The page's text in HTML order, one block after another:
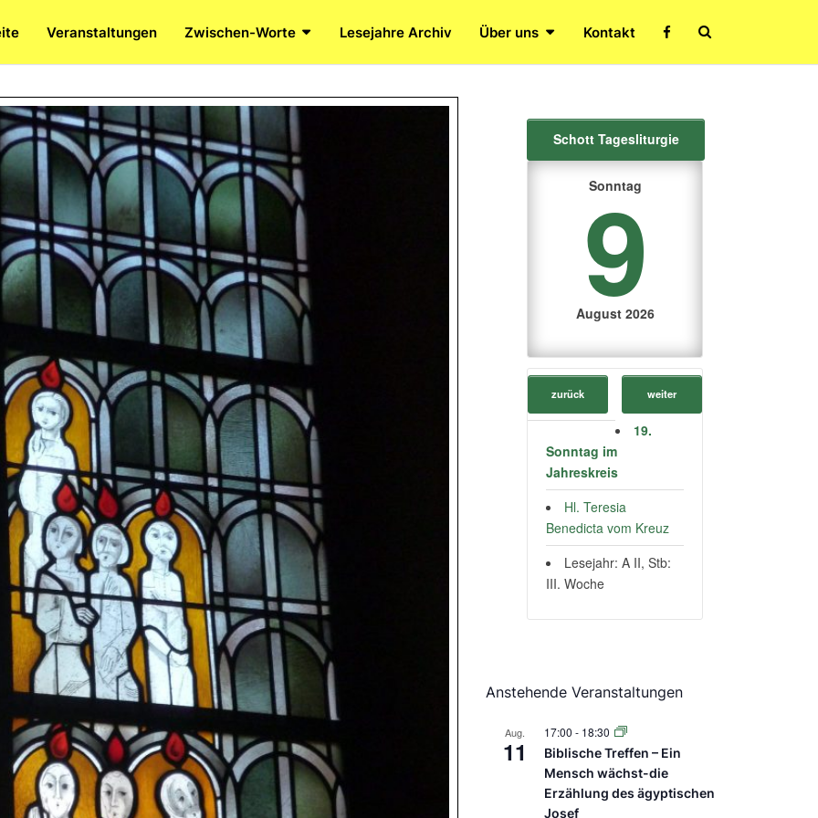
Veranstaltungen Zwischen-Worte Lesejahre Archiv Über uns Kontakt
Search
Schott Tagesliturgie
Sonntag
9
August 2026
zurück weiter
19.
Sonntag im
Jahreskreis
Hl. Teresia
Benedicta vom Kreuz
Lesejahr: A II, Stb:
III. Woche
Anstehende Veranstaltungen
Aug.
11
17:00 - 18:30
Biblische Treffen – Ein
Mensch wächst-die
Erzählung des ägyptischen
Josef